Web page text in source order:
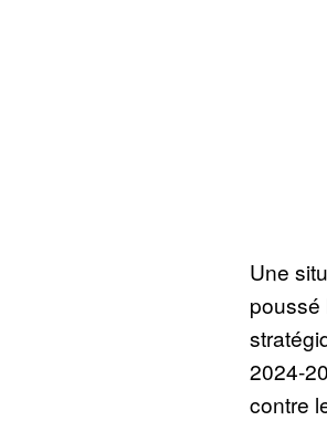
Une
poussé
2024-
contre